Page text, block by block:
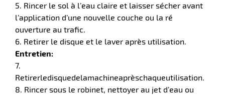
5. Rincer le sol à l’eau claire et laisser sécher avant
l’application d’une nouvelle couche ou la ré
ouverture au trafic.
6. Retirer le disque et le laver après utilisation.
Entretien:
7.
Retirerledisquedelamachineaprèschaqueutilisation.
8. Rincer sous le robinet, nettoyer au jet d’eau ou